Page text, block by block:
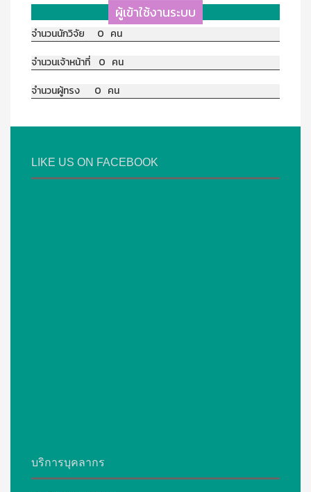
ผู้เข้าใช้งานระบบ
จำนวนนักวิจัย 0 คน
จำนวนเจ้าหน้าที่ 0 คน
จำนวนผู้ทรง 0 คน
LIKE US ON FACEBOOK
บริการบุคลากร